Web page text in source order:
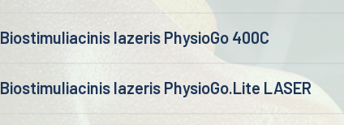
Biostimuliacinis lazeris PhysioGo 400C
Biostimuliacinis lazeris PhysioGo.Lite LASER